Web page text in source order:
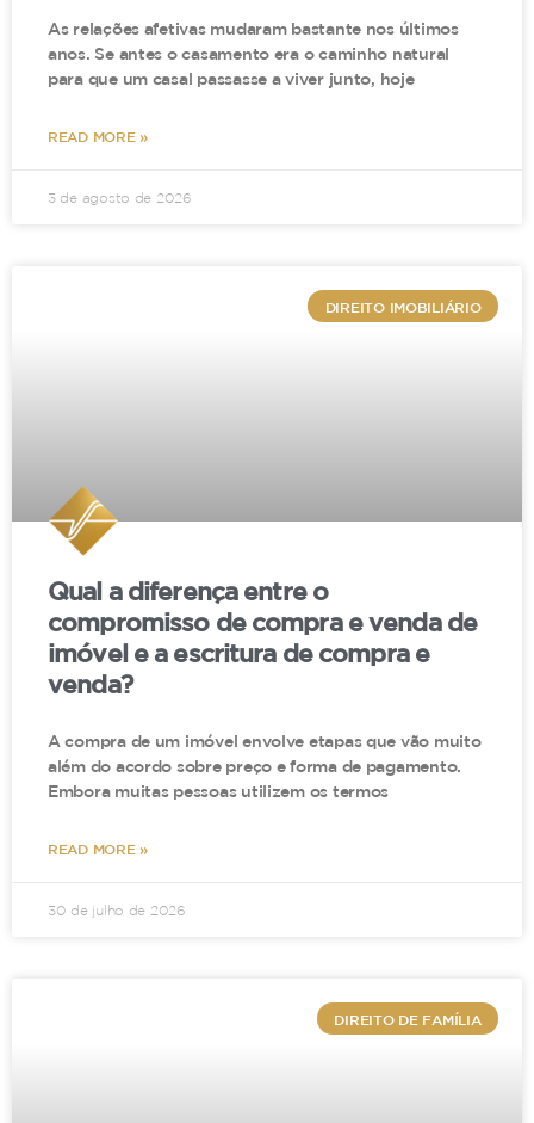
As relações afetivas mudaram bastante nos últimos
anos. Se antes o casamento era o caminho natural
para que um casal passasse a viver junto, hoje
READ MORE »
3 de agosto de 2026
DIREITO IMOBILIÁRIO
Qual a diferença entre o
compromisso de compra e venda de
imóvel e a escritura de compra e
venda?
A compra de um imóvel envolve etapas que vão muito
além do acordo sobre preço e forma de pagamento.
Embora muitas pessoas utilizem os termos
READ MORE »
30 de julho de 2026
DIREITO DE FAMÍLIA